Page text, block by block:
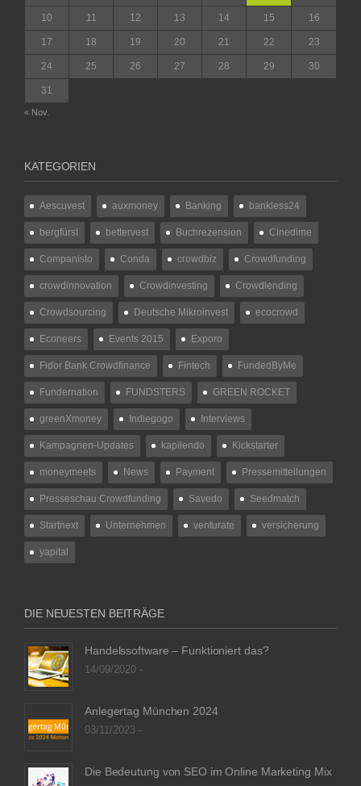
10 11 12 13 14 15 16
17 18 19 20 21 22 23
24 25 26 27 28 29 30
31
« Nov.
KATEGORIEN
Aescuvest auxmoney Banking bankless24
bergfürst bettervest Buchrezension Cinedime
Companisto Conda crowdbiz Crowdfunding
crowdinnovation Crowdinvesting Crowdlending
Crowdsourcing Deutsche Mikroinvest ecocrowd
Econeers Events 2015 Exporo
Fidor Bank Crowdfinance Fintech FundedByMe
Fundernation FUNDSTERS GREEN ROCKET
greenXmoney Indiegogo Interviews
Kampagnen-Updates kapilendo Kickstarter
moneymeets News Payment Pressemitteilungen
Presseschau Crowdfunding Savedo Seedmatch
Startnext Unternehmen venturate versicherung
yapital
DIE NEUESTEN BEITRÄGE
Handelssoftware – Funktioniert das?
14/09/2020 -
Anlegertag München 2024
03/11/2023 -
Die Bedeutung von SEO im Online Marketing Mix